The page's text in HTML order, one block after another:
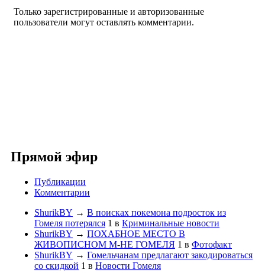
Только зарегистрированные и авторизованные
пользователи могут оставлять комментарии.
Прямой эфир
Публикации
Комментарии
ShurikBY → В поисках покемона подросток из
Гомеля потерялся 1 в Криминальные новости
ShurikBY → ПОХАБНОЕ МЕСТО В
ЖИВОПИСНОМ М-НЕ ГОМЕЛЯ 1 в Фотофакт
ShurikBY → Гомельчанам предлагают закодироваться
со скидкой 1 в Новости Гомеля